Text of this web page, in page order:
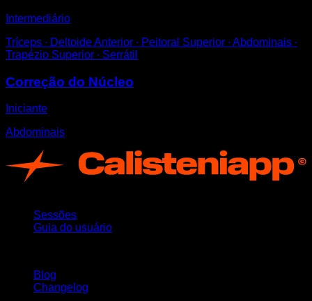
Intermediário
Tríceps ∙ Deltoide Anterior ∙ Peitoral Superior ∙ Abdominais ∙
Trapézio Superior ∙ Serrátil
Correção do Núcleo
Iniciante
Abdominais
Sessões
Guia do usuário
Blog
Changelog